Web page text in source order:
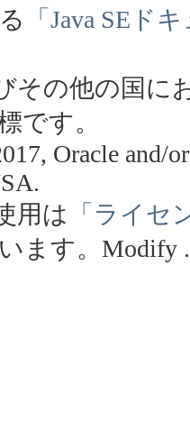
「Java SEド
その他の国に
です。
Oracle and/
用は 「ライセ
ます。 Modify